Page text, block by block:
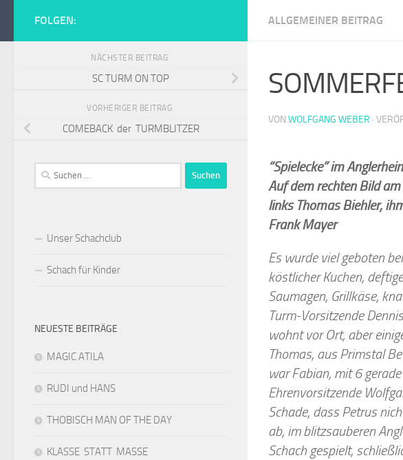
Zum Inhalt springen
Schachclub Turm
ALLGEMEINER BEITRAG
VON WOLFGANG WEBER ·
“Spielecke” im
Auf dem rechten Bild
links Thomas Biehler,
Frank Mayer
Es wurde viel geboten
köstlicher Kuchen,
Saumagen, Grillkäse,
Turm-Vorsitzende
wohnt vor Ort, aber
Thomas, aus Primstal
war Fabian, mit 6
Ehrenvorsitzende
Schade, dass Petrus
ab, im blitzsauberen
Schach gespielt,
FOLGEN:
NÄCHSTER BEITRAG
SC TURM ON TOP
VORHERIGER BEITRAG
COMEBACK der TURMBLITZER
Suchen
nach:
Unser Schachclub
Schach für Kinder
NEUESTE BEITRÄGE
MAGIC ATILA
RUDI und HANS
THOBISCH MAN OF THE DAY
KLASSE STATT MASSE